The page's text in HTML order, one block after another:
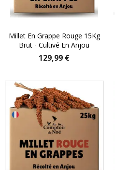
Millet En Grappe Rouge 15Kg
Brut - Cultivé En Anjou
129,99 €